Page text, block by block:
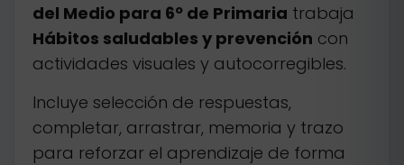
del Medio para 6º de Primaria trabaja
Hábitos saludables y prevención con
actividades visuales y autocorregibles.
Incluye selección de respuestas,
completar, arrastrar, memoria y trazo
para reforzar el aprendizaje de forma